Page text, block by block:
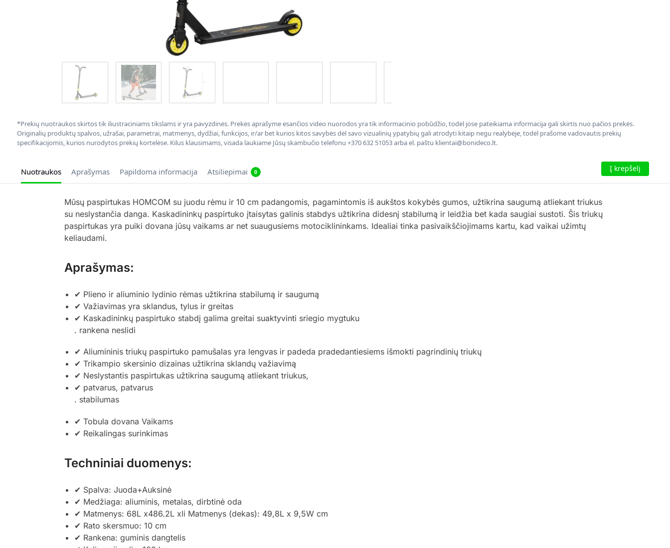
*Prekių nuotraukos skirtos tik iliustraciniams tikslams ir yra pavyzdinės. Prekės aprašyme esančios video nuorodos yra tik informacinio pobūdžio, todėl jose pateikiama informacija gali skirtis nuo pačios prekės.
Originalių produktų spalvos, užrašai, parametrai, matmenys, dydžiai, funkcijos, ir/ar bet kurios kitos savybės dėl savo vizualinių ypatybių gali atrodyti kitaip negu realybėje, todėl prašome vadovautis prekių
specifikacijomis, kurios nurodytos prekių kortelėse. Kilus klausimams, visada laukiame Jūsų skambučio telefonu +370 632 51053 arba el. paštu klientai@bonideco.lt.
Nuotraukos Aprašymas Papildoma informacija Atsiliepimai 0 Į krepšelį
Mūsų paspirtukas HOMCOM su juodu rėmu ir 10 cm padangomis, pagamintomis iš aukštos kokybės gumos, užtikrina saugumą atliekant triukus
su neslystančia danga. Kaskadininkų paspirtuko įtaisytas galinis stabdys užtikrina didesnį stabilumą ir leidžia bet kada saugiai sustoti. Šis triukų
paspirtukas yra puiki dovana jūsų vaikams ar net suaugusiems motociklininkams. Idealiai tinka pasivaikščiojimams kartu, kad vaikai užimtų
keliaudami.
Aprašymas:
✔ Plieno ir aliuminio lydinio rėmas užtikrina stabilumą ir saugumą
✔ Važiavimas yra sklandus, tylus ir greitas
✔ Kaskadininkų paspirtuko stabdį galima greitai suaktyvinti sriegio mygtuku
. rankena neslidi
✔ Aliumininis triukų paspirtuko pamušalas yra lengvas ir padeda pradedantiesiems išmokti pagrindinių triukų
✔ Trikampio skersinio dizainas užtikrina sklandų važiavimą
✔ Neslystantis paspirtukas užtikrina saugumą atliekant triukus,
✔ patvarus, patvarus
. stabilumas
✔ Tobula dovana Vaikams
✔ Reikalingas surinkimas
Techniniai duomenys:
✔ Spalva: Juoda+Auksinė
✔ Medžiaga: aliuminis, metalas, dirbtinė oda
✔ Matmenys: 68L x486.2L xli Matmenys (dekas): 49,8L x 9,5W cm
✔ Rato skersmuo: 10 cm
✔ Rankena: guminis dangtelis